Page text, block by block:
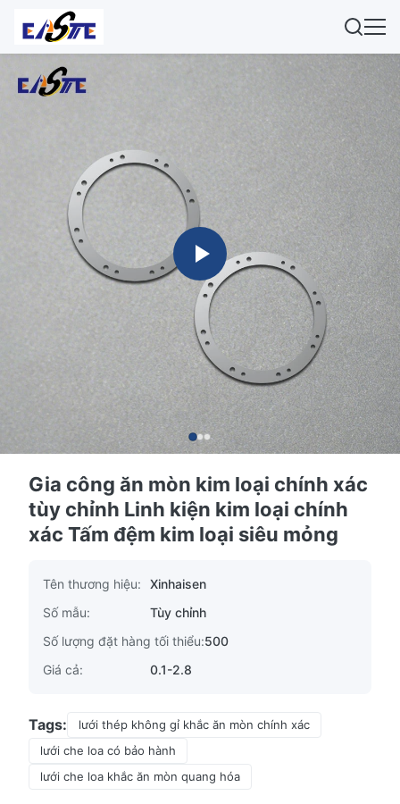
Gia công ăn mòn kim loại chính xác
tùy chỉnh Linh kiện kim loại chính
xác Tấm đệm kim loại siêu mỏng
Tên thương hiệu:
Xinhaisen
Số mẫu:
Tùy chỉnh
Số lượng đặt hàng tối thiểu:500
Giá cả:
0.1-2.8
Tags:
lưới thép không gỉ khắc ăn mòn chính xác
lưới che loa có bảo hành
lưới che loa khắc ăn mòn quang hóa